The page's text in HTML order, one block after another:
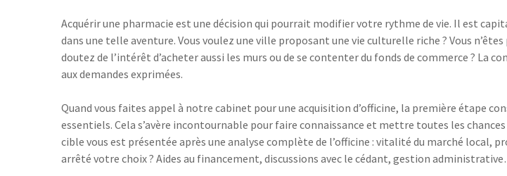
Acquérir une pharmacie est une décision qui pourrait modifier votre rythme de vie. Il est
dans une telle aventure. Vous voulez une ville proposant une vie culturelle riche ? Vous
doutez de l’intérêt d’acheter aussi les murs ou de se contenter du fonds de commerce ?
aux demandes exprimées.
Quand vous faites appel à notre cabinet pour une acquisition d’officine, la première étape
essentiels. Cela s’avère incontournable pour faire connaissance et mettre toutes les
cible vous est présentée après une analyse complète de l’officine : vitalité du marché local,
arrêté votre choix ? Aides au financement, discussions avec le cédant, gestion